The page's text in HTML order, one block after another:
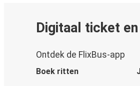
Digitaal ticket
Ontdek de FlixBus-app
Boek ritten